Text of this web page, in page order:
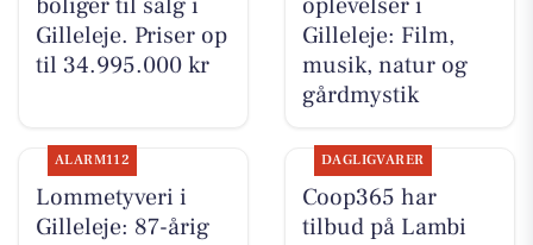
Gilleleje. Priser op
til 34.995.000 kr
Gilleleje: Film,
musik, natur og
gårdmystik
ALARM112
Lommetyveri i
Gilleleje: 87-årig
DAGLIGVARER
Coop365 har
tilbud på Lambi